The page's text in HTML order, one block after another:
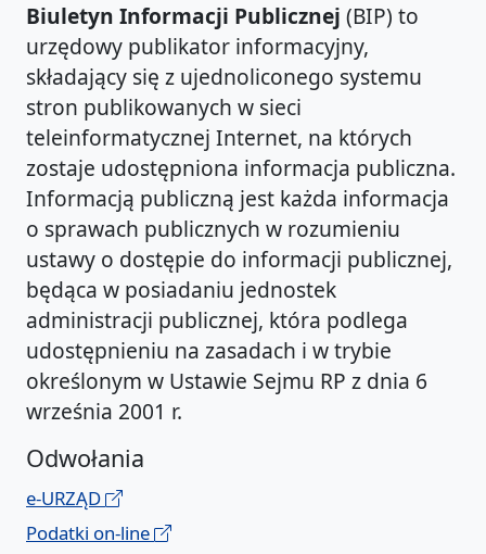
Biuletyn Informacji Publicznej (BIP) to
urzędowy publikator informacyjny,
składający się z ujednoliconego systemu
stron publikowanych w sieci
teleinformatycznej Internet, na których
zostaje udostępniona informacja publiczna.
Informacją publiczną jest każda informacja
o sprawach publicznych w rozumieniu
ustawy o dostępie do informacji publicznej,
będąca w posiadaniu jednostek
administracji publicznej, która podlega
udostępnieniu na zasadach i w trybie
określonym w Ustawie Sejmu RP z dnia 6
września 2001 r.
Odwołania
e-URZĄD
Podatki on-line